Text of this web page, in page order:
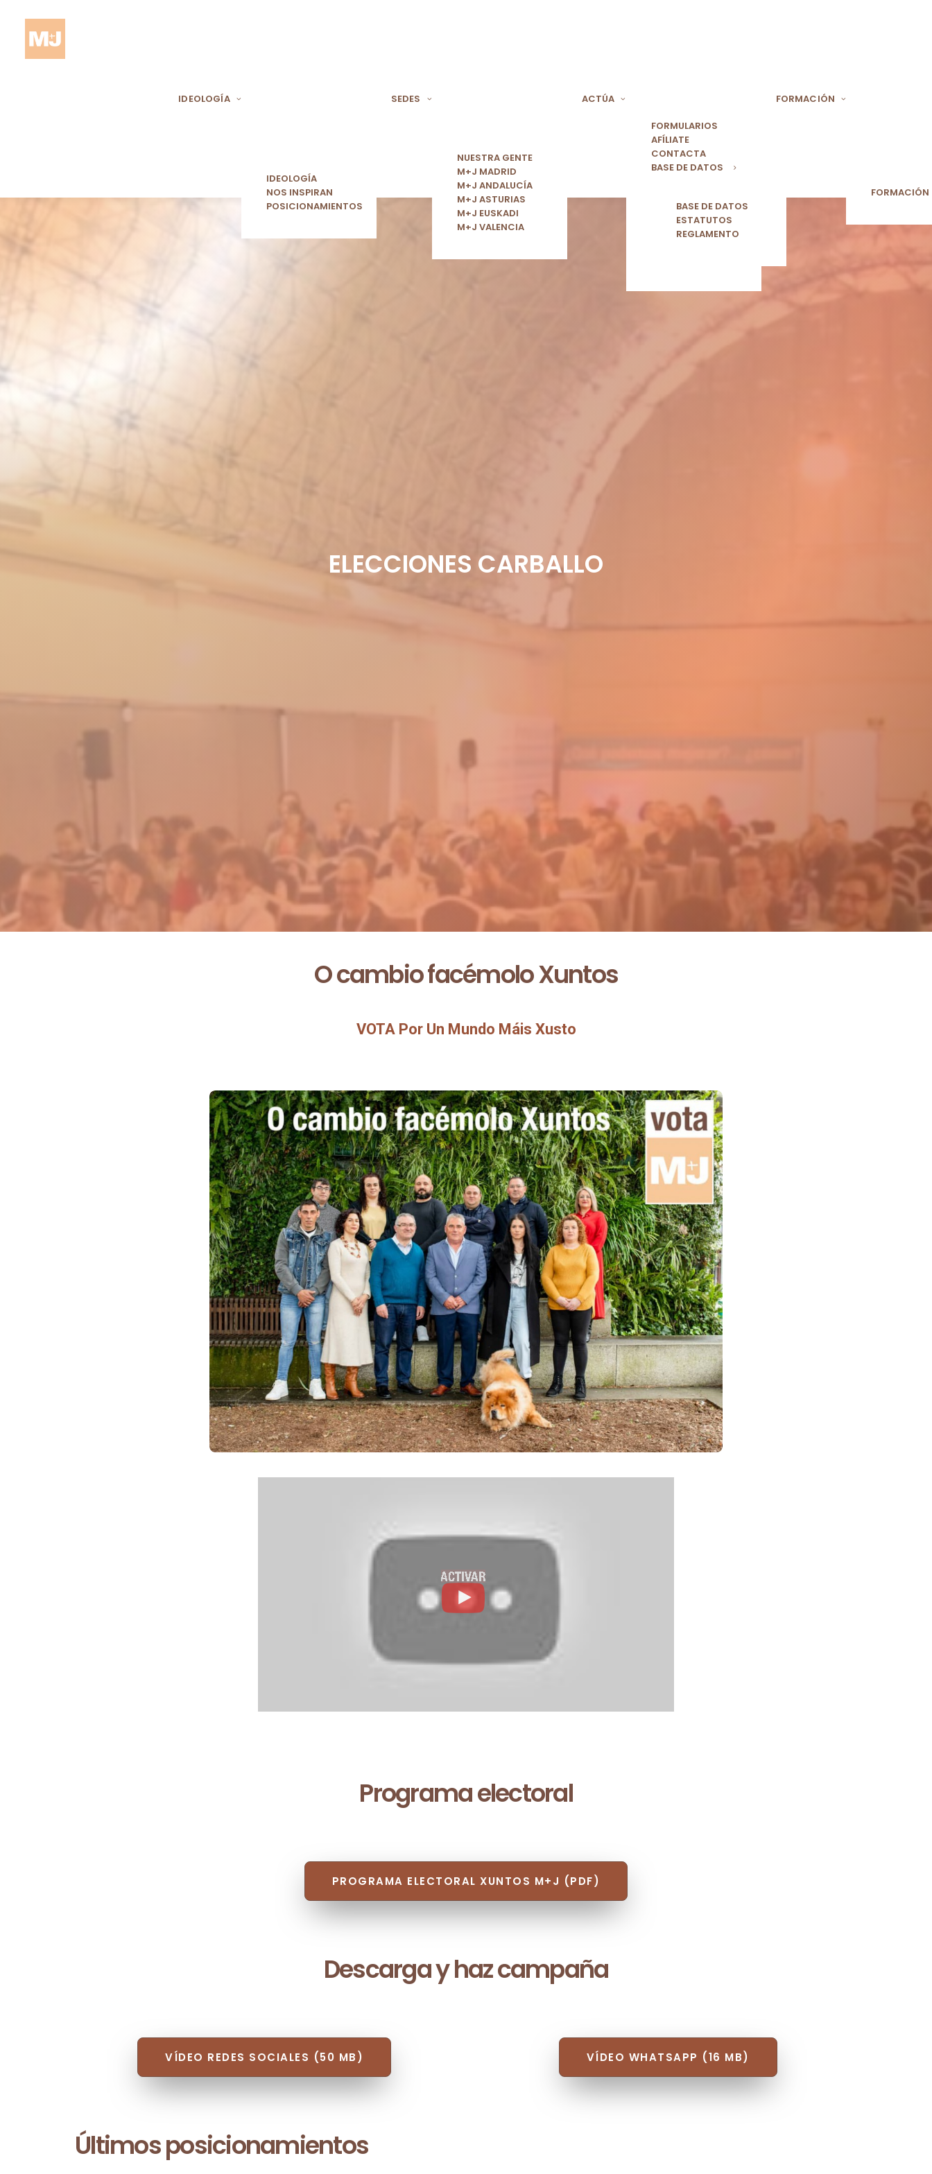
IDEOLOGÍA
IDEOLOGÍA
NOS INSPIRAN
POSICIONAMIENTOS
SEDES
NUESTRA GENTE
M+J MADRID
M+J ANDALUCÍA
M+J ASTURIAS
M+J EUSKADI
M+J VALENCIA
ACTÚA
FORMULARIOS
AFÍLIATE
CONTACTA
BASE DE DATOS
BASE DE DATOS
ESTATUTOS
REGLAMENTO
FORMACIÓN
FORMACIÓN
ELECCIONES CARBALLO
O cambio facémolo Xuntos
VOTA Por Un Mundo Máis Xusto
Programa electoral
PROGRAMA ELECTORAL XUNTOS M+J (PDF)
Descarga y haz campaña
VÍDEO REDES SOCIALES (50 MB) VÍDEO WHATSAPP (16 MB)
Últimos posicionamientos